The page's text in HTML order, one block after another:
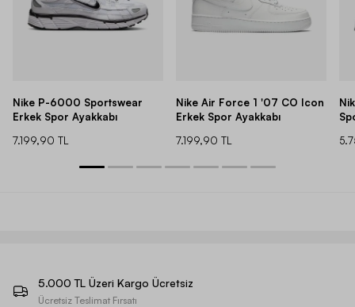
Nike P-6000 Sportswear
Erkek Spor Ayakkabı
7.199,90 TL
Nike Air Force 1 '07 CO Icon
Erkek Spor Ayakkabı
7.199,90 TL
5.000 TL Üzeri Kargo Ücretsiz
Ücretsiz Teslimat Fırsatı